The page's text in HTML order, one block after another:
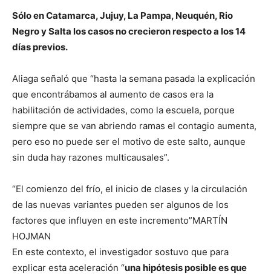
Sólo en Catamarca, Jujuy, La Pampa, Neuquén, Rio
Negro y Salta los casos no crecieron respecto a los 14
días previos.
Aliaga señaló que “hasta la semana pasada la explicación
que encontrábamos al aumento de casos era la
habilitación de actividades, como la escuela, porque
siempre que se van abriendo ramas el contagio aumenta,
pero eso no puede ser el motivo de este salto, aunque
sin duda hay razones multicausales”.
“El comienzo del frío, el inicio de clases y la circulación
de las nuevas variantes pueden ser algunos de los
factores que influyen en este incremento”MARTÍN
HOJMAN
En este contexto, el investigador sostuvo que para
explicar esta aceleración “una hipótesis posible es que